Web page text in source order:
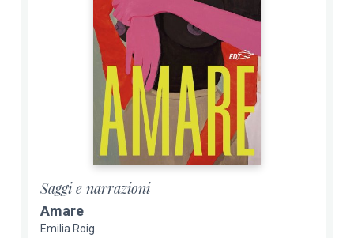
Saggi e narrazioni
Amare
Emilia Roig